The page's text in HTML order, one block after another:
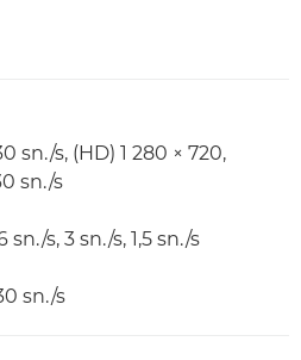
sn./s, (HD) 1 280 × 720,
sn./s
s, 3 sn./s, 1,5 sn./s
sn./s